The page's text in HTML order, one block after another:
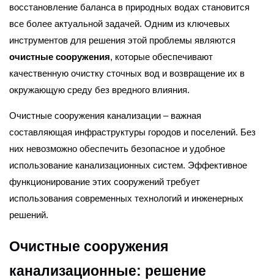
восстановление баланса в природных водах становится
все более актуальной задачей. Одним из ключевых
инструментов для решения этой проблемы являются
очистные сооружения, которые обеспечивают
качественную очистку сточных вод и возвращение их в
окружающую среду без вредного влияния.
Очистные сооружения канализации – важная
составляющая инфраструктуры городов и поселений. Без
них невозможно обеспечить безопасное и удобное
использование канализационных систем. Эффективное
функционирование этих сооружений требует
использования современных технологий и инженерных
решений.
Очистные сооружения
канализационные: решение